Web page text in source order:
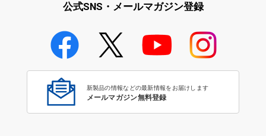
学校教育のICT環境整備特集
公式SNS・メールマガジン登録
新製品の情報などの最新情報をお届けします
メールマガジン無料登録